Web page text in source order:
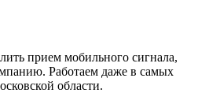
прием мобильного сигнала,
Работаем даже в самых
области.